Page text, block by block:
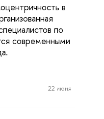
в
по
современными
22 июня